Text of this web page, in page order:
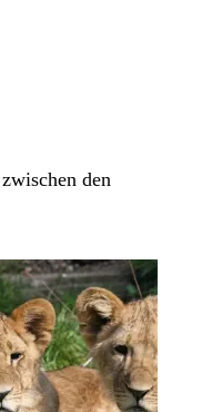
den